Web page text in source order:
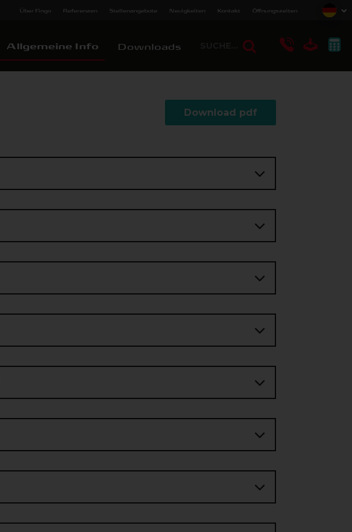
Über Fingo Referenzen Stellenangebote Neuigkeiten Kontakt Öffnungszeiten
Allgemeine Info Downloads
Download pdf